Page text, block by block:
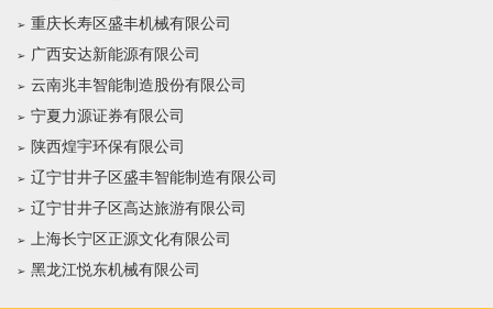
重庆长寿区盛丰机械有限公司
广西安达新能源有限公司
云南兆丰智能制造股份有限公司
宁夏力源证券有限公司
陕西煌宇环保有限公司
辽宁甘井子区盛丰智能制造有限公司
辽宁甘井子区高达旅游有限公司
上海长宁区正源文化有限公司
黑龙江悦东机械有限公司